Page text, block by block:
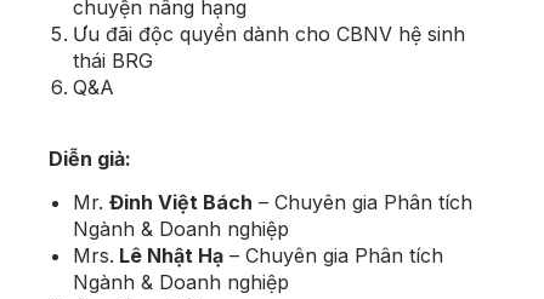
chuyện nâng hạng
Ưu đãi độc quyền dành cho CBNV hệ sinh
thái BRG
Q&A
Diễn giả:
Mr. Đinh Việt Bách – Chuyên gia Phân tích
Ngành & Doanh nghiệp
Mrs. Lê Nhật Hạ – Chuyên gia Phân tích
Ngành & Doanh nghiệp